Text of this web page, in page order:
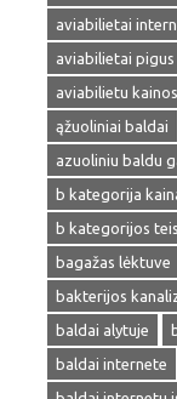
aviabilietai
aviabilietai pigus
aviabilietu kainos
ąžuoliniai baldai
azuoliniu baldu
b kategorija
b kategorijos
bagažas lėktuve
bakterijos
baldai alytuje
baldai internete